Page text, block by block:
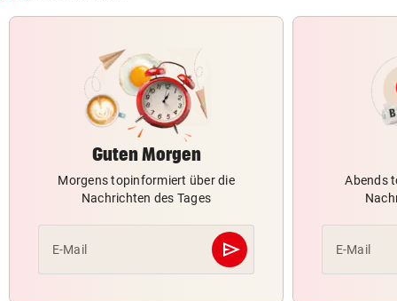
Guten Morgen
Morgens topinformiert über die
Nachrichten des Tages
E-Mail send
Abschicken
Abends
E-Mail